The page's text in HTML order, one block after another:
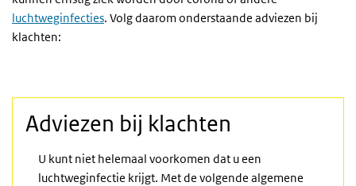
luchtweginfecties. Volg daarom onderstaande adviezen bij
klachten:
Adviezen bij klachten
U kunt niet helemaal voorkomen dat u een
luchtweginfectie krijgt. Met de volgende algemene